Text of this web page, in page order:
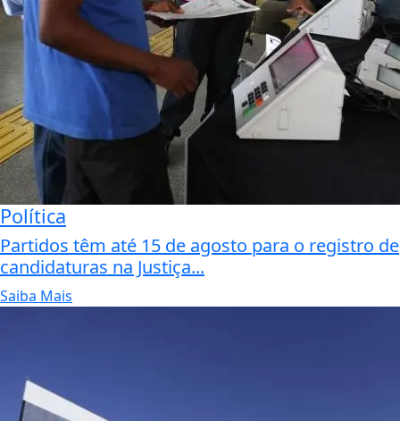
Política
Partidos têm até 15 de agosto para o registro de
candidaturas na Justiça...
Saiba Mais